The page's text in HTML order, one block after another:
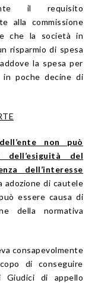
il requisito
alla commissione
che la società in
risparmio di spesa
la spesa per
in poche decine di
non può
dell’esiguità del
dell’interesse
adozione di cautele
essere causa di
della normativa
consapevolmente
di conseguire
Giudici di appello